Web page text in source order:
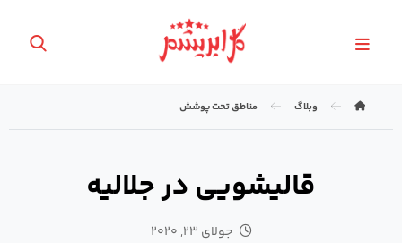
وبلاگ مناطق تحت پوشش
قالیشویی در جلالیه
جولای ۲۳, ۲۰۲۰